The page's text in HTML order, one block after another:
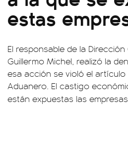
estas
El responsable de la
Guillermo Michel, realizó la
esa acción se violó el artículo
Aduanero. El castigo
están expuestas las